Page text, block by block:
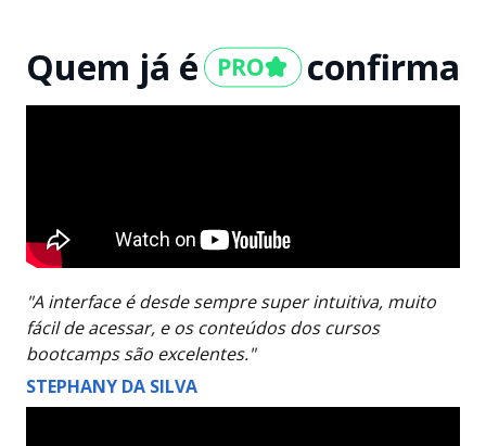
Quem já é confirma
"A interface é desde sempre super intuitiva, muito
fácil de acessar, e os conteúdos dos cursos
bootcamps são excelentes."
STEPHANY DA SILVA